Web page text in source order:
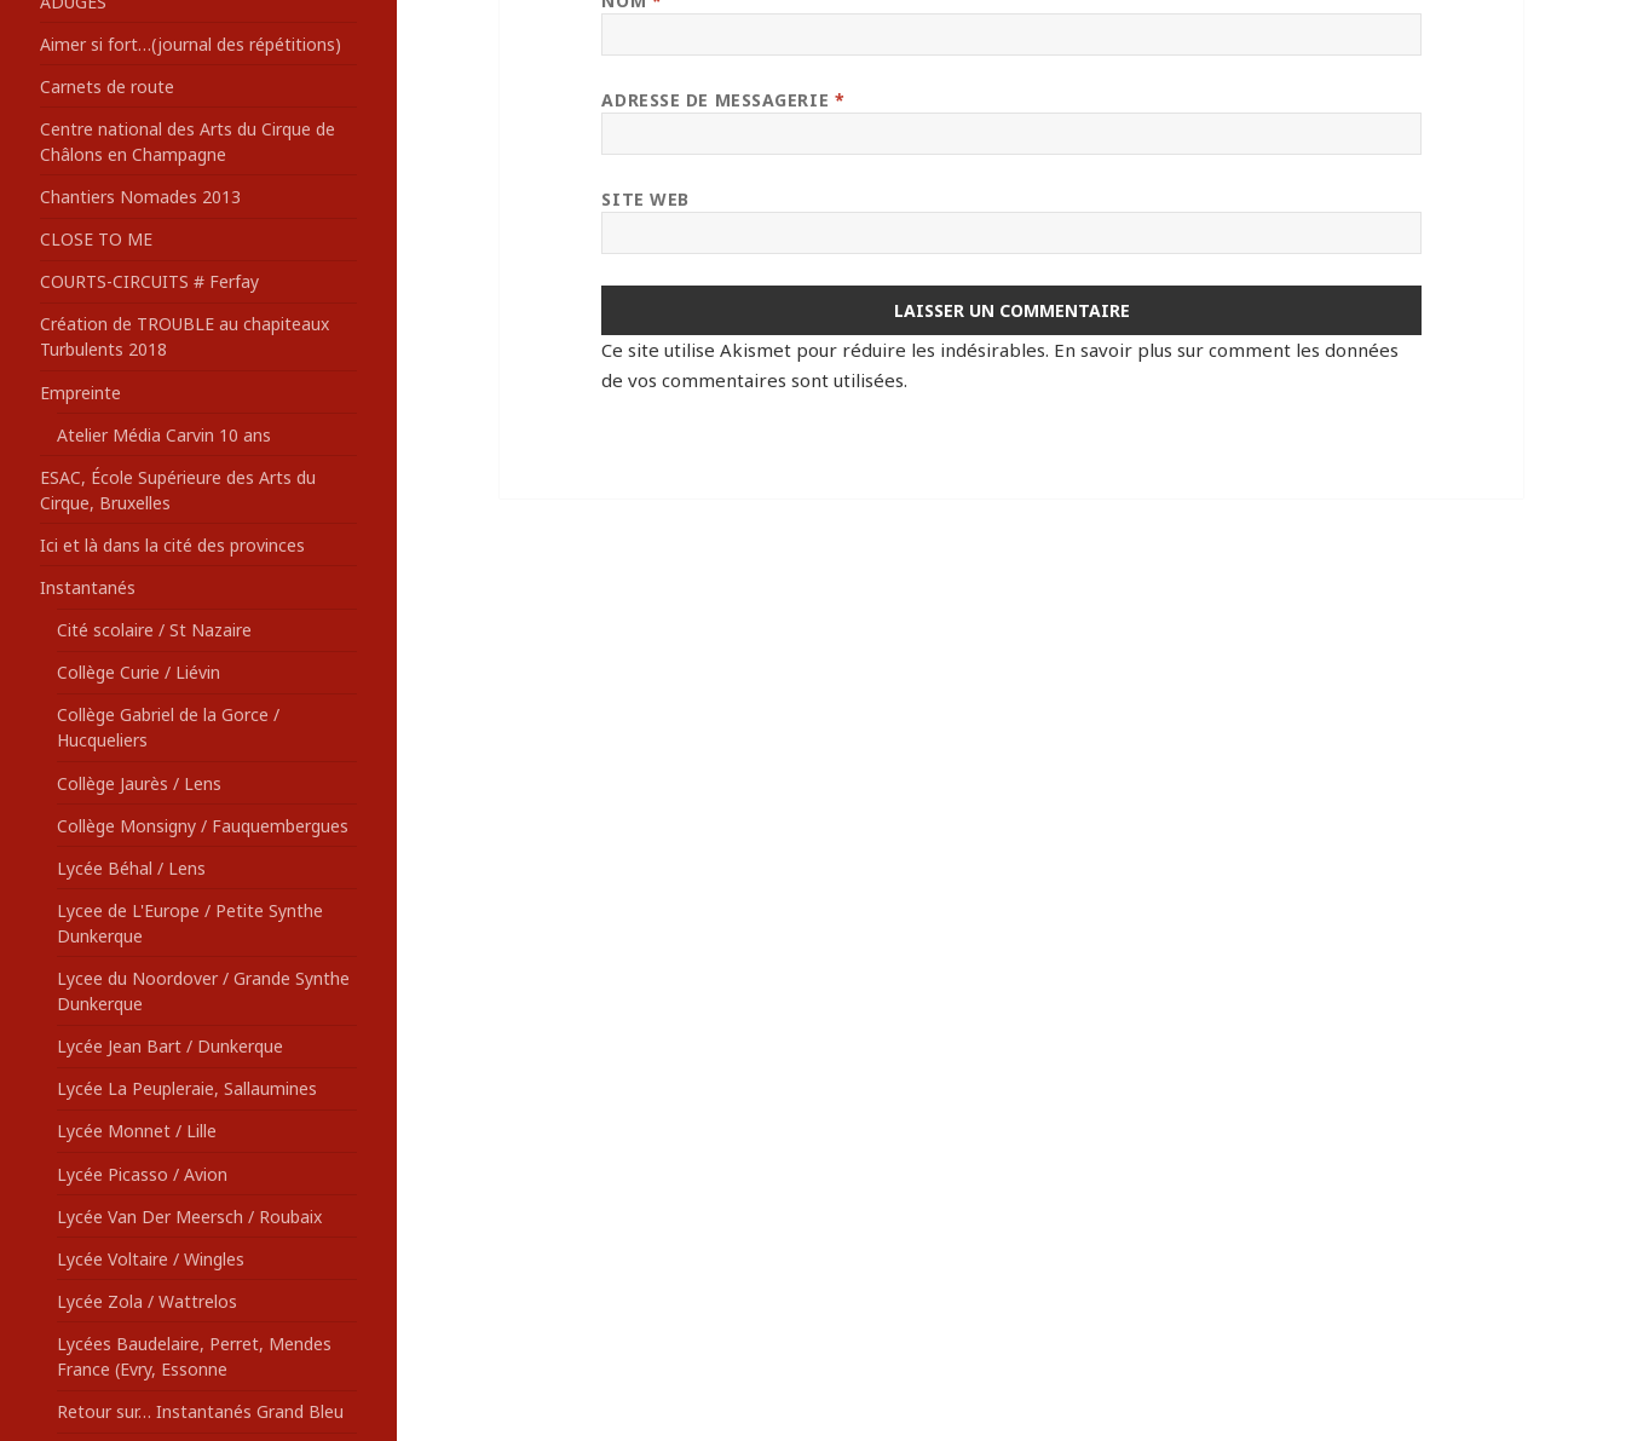
:Aimer si fort…(journal des répétitions)
Carnets de route
Centre national des Arts du Cirque de
Châlons en Champagne
Chantiers Nomades 2013
CLOSE TO ME
COURTS-CIRCUITS # Ferfay
Création de TROUBLE au chapiteaux
Turbulents 2018
Empreinte
Atelier Média Carvin 10 ans
ESAC, École Supérieure des Arts du
Cirque, Bruxelles
Ici et là dans la cité des provinces
Instantanés
Cité scolaire / St Nazaire
Collège Curie / Liévin
Collège Gabriel de la Gorce /
Hucqueliers
Collège Jaurès / Lens
Collège Monsigny / Fauquembergues
Lycée Béhal / Lens
Lycee de L'Europe / Petite Synthe
Dunkerque
Lycee du Noordover / Grande Synthe
Dunkerque
Lycée Jean Bart / Dunkerque
Lycée La Peupleraie, Sallaumines
Lycée Monnet / Lille
Lycée Picasso / Avion
Lycée Van Der Meersch / Roubaix
Lycée Voltaire / Wingles
Lycée Zola / Wattrelos
Lycées Baudelaire, Perret, Mendes
France (Evry, Essonne
Retour sur… Instantanés Grand Bleu
ADRESSE DE MESSAGERIE *
SITE WEB
Ce site utilise Akismet pour réduire les indésirables. En savoir plus sur comment les données
de vos commentaires sont utilisées.